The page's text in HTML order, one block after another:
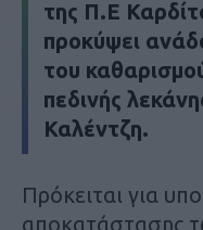
της Π.Ε
προκύψει
του
πεδινής
Καλέντζη.
Πρόκειται για
αποκατάστασης